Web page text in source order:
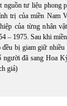
nguồn tư liệu phong
trị của miền Nam
của từng nhân
– 1975. Sau khi
bị giam giữ nhiều
đã sang Hoa
giả)